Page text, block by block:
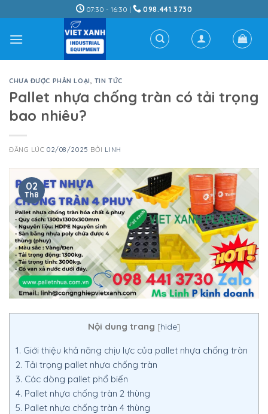
to
content
07:30 - 16:30 | 098.441.3730
CHƯA ĐƯỢC PHÂN LOẠI, TIN TỨC
Pallet nhựa chống tràn có tải trọng
bao nhiêu?
ĐĂNG LÚC02/08/2025 BỞI LINH
02
Th8
Nội dung trang [hide]
1. Giới thiệu khả năng chịu lực của pallet nhựa chống tràn
2. Tải trọng pallet nhựa chống tràn
3. Các dòng pallet phổ biến
4. Pallet nhựa chống tràn 2 thùng
5. Pallet nhựa chống tràn 4 thùng